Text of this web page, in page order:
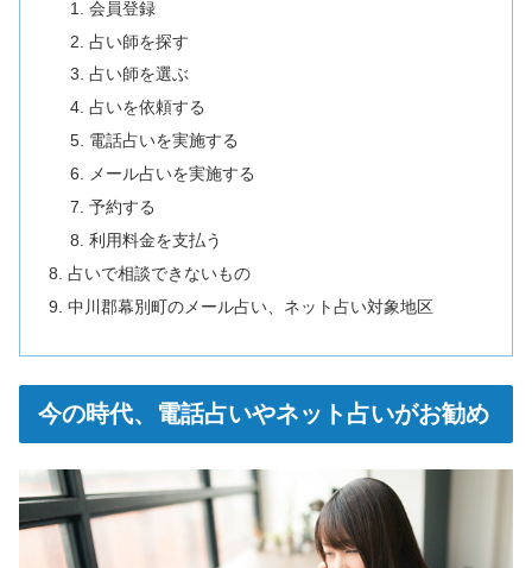
会員登録
占い師を探す
占い師を選ぶ
占いを依頼する
電話占いを実施する
メール占いを実施する
予約する
利用料金を支払う
占いで相談できないもの
中川郡幕別町のメール占い、ネット占い対象地区
今の時代、電話占いやネット占いがお勧め